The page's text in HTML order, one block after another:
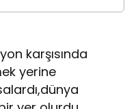
karşısında
yerine